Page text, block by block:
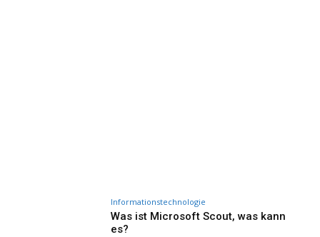
Informationstechnologie
Was ist Microsoft Scout, was kann
es?